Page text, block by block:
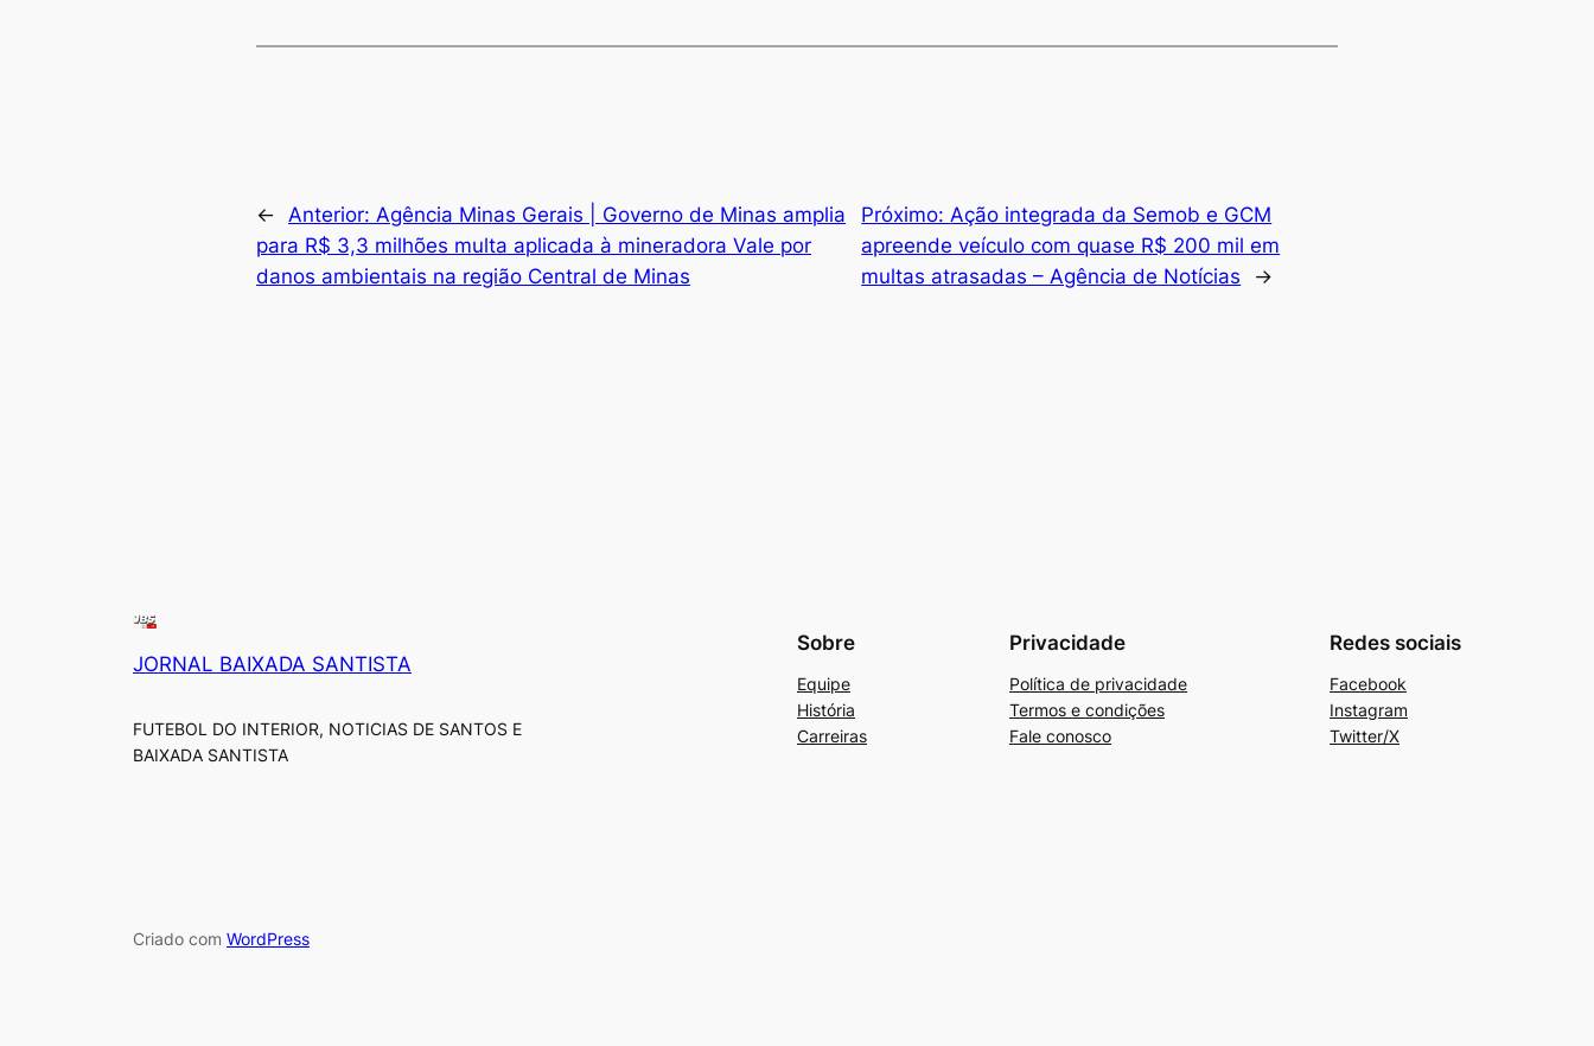
← Anterior: Agência Minas Gerais | Governo de Minas amplia
para R$ 3,3 milhões multa aplicada à mineradora Vale por
danos ambientais na região Central de Minas
Próximo:Ação integrada da Semob e GCM
apreende veículo com quase R$ 200 mil em
multas atrasadas – Agência de Notícias
→
JORNAL BAIXADA SANTISTA
FUTEBOL DO INTERIOR, NOTICIAS DE SANTOS E
BAIXADA SANTISTA
Sobre
Equipe
História
Carreiras
Privacidade
Política de privacidade
Termos e condições
Fale conosco
Redes sociais
Facebook
Instagram
Twitter/X
Criado com WordPress